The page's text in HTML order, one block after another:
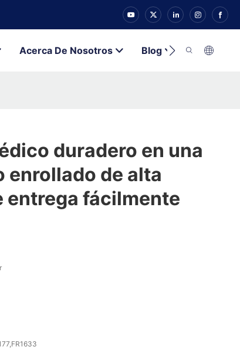
Acerca De Nosotros Blog Contacto
duradero en una
enrollado de alta
entrega fácilmente